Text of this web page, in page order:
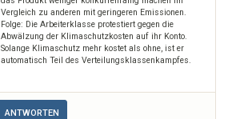
Vergleich zu anderen mit geringeren Emissionen.
Folge: Die Arbeiterklasse protestiert gegen die
Abwälzung der Klimaschutzkosten auf ihr Konto.
Solange Klimaschutz mehr kostet als ohne, ist er
automatisch Teil des Verteilungsklassenkampfes.
ANTWORTEN